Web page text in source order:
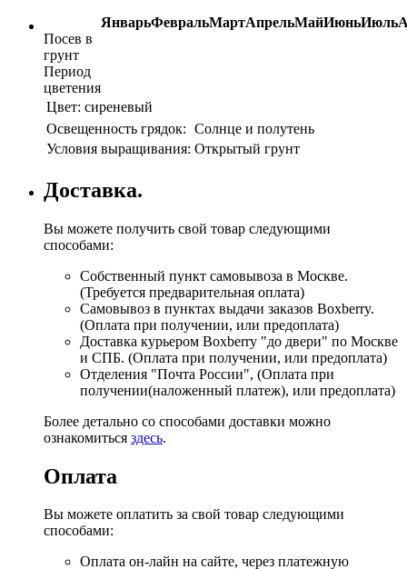
ЯнварьФевральМартАпрельМайИюньИюль
Посев в
грунт
Период
цветения
Цвет: сиреневый
Освещенность грядок: Солнце и полутень
Условия выращивания: Открытый грунт
Доставка.
Вы можете получить свой товар следующими
способами:
Собственный пункт самовывоза в Москве.
(Требуется предварительная оплата)
Самовывоз в пунктах выдачи заказов Boxberry.
(Оплата при получении, или предоплата)
Доставка курьером Boxberry "до двери" по Москве
и СПБ. (Оплата при получении, или предоплата)
Отделения "Почта России", (Оплата при
получении(наложенный платеж), или предоплата)
Более детально со способами доставки можно
ознакомиться здесь.
Оплата
Вы можете оплатить за свой товар следующими
способами:
Оплата он-лайн на сайте, через платежную